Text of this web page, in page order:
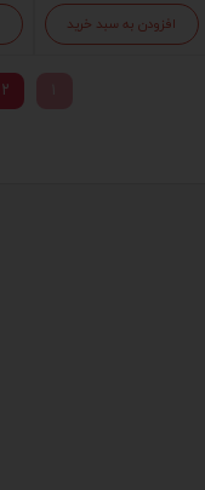
افزودن به سبد خرید
۲